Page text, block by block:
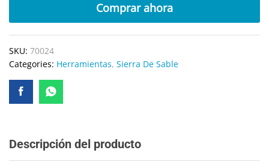
Comprar ahora
SKU: 70024
Categories: Herramientas, Sierra De Sable
Descripción del producto